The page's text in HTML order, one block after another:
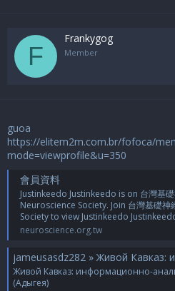
F
Frankygog
Member
guoa
https://elitem2m.com.br/fofoca/
mode=viewprofile&u=350
會員資料
Justinkeedo Justinkeedo is on 台灣基
Neuroscience Society. Join 台灣基礎
Society to view Justinkeedo
neuroscience.org.tw
jameusasdz282 » Живой Кавказ: информационно-
Живой Кавказ: информационно-
(Адыгея)